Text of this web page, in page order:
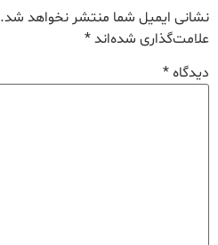
نشانی ایمیل شما منتشر نخواهد شد.
علامت‌گذاری شده‌اند*
دیدگاه*